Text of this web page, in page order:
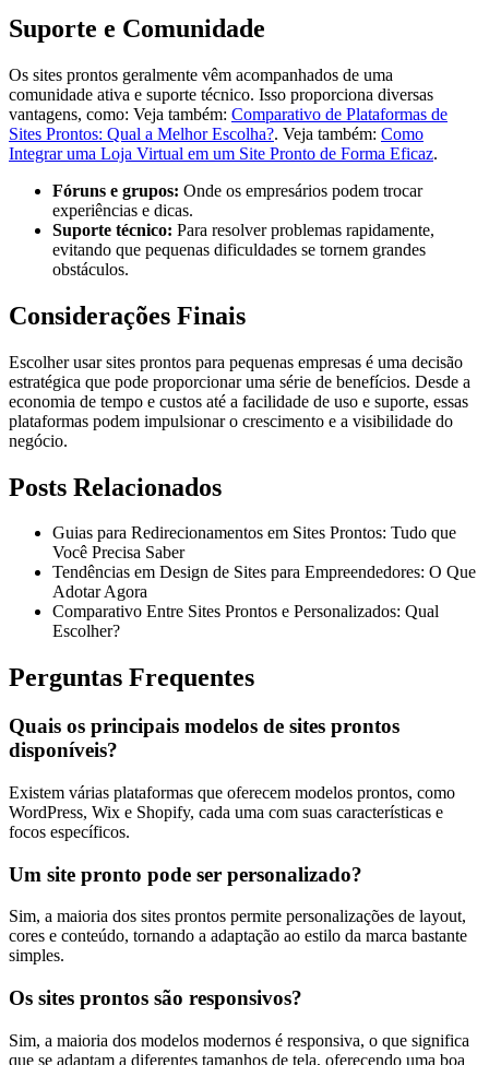
Suporte e Comunidade
Os sites prontos geralmente vêm acompanhados de uma
comunidade ativa e suporte técnico. Isso proporciona diversas
vantagens, como: Veja também: Comparativo de Plataformas de
Sites Prontos: Qual a Melhor Escolha?. Veja também: Como
Integrar uma Loja Virtual em um Site Pronto de Forma Eficaz.
Fóruns e grupos: Onde os empresários podem trocar
experiências e dicas.
Suporte técnico: Para resolver problemas rapidamente,
evitando que pequenas dificuldades se tornem grandes
obstáculos.
Considerações Finais
Escolher usar sites prontos para pequenas empresas é uma decisão
estratégica que pode proporcionar uma série de benefícios. Desde a
economia de tempo e custos até a facilidade de uso e suporte, essas
plataformas podem impulsionar o crescimento e a visibilidade do
negócio.
Posts Relacionados
Guias para Redirecionamentos em Sites Prontos: Tudo que
Você Precisa Saber
Tendências em Design de Sites para Empreendedores: O Que
Adotar Agora
Comparativo Entre Sites Prontos e Personalizados: Qual
Escolher?
Perguntas Frequentes
Quais os principais modelos de sites prontos
disponíveis?
Existem várias plataformas que oferecem modelos prontos, como
WordPress, Wix e Shopify, cada uma com suas características e
focos específicos.
Um site pronto pode ser personalizado?
Sim, a maioria dos sites prontos permite personalizações de layout,
cores e conteúdo, tornando a adaptação ao estilo da marca bastante
simples.
Os sites prontos são responsivos?
Sim, a maioria dos modelos modernos é responsiva, o que significa
que se adaptam a diferentes tamanhos de tela, oferecendo uma boa